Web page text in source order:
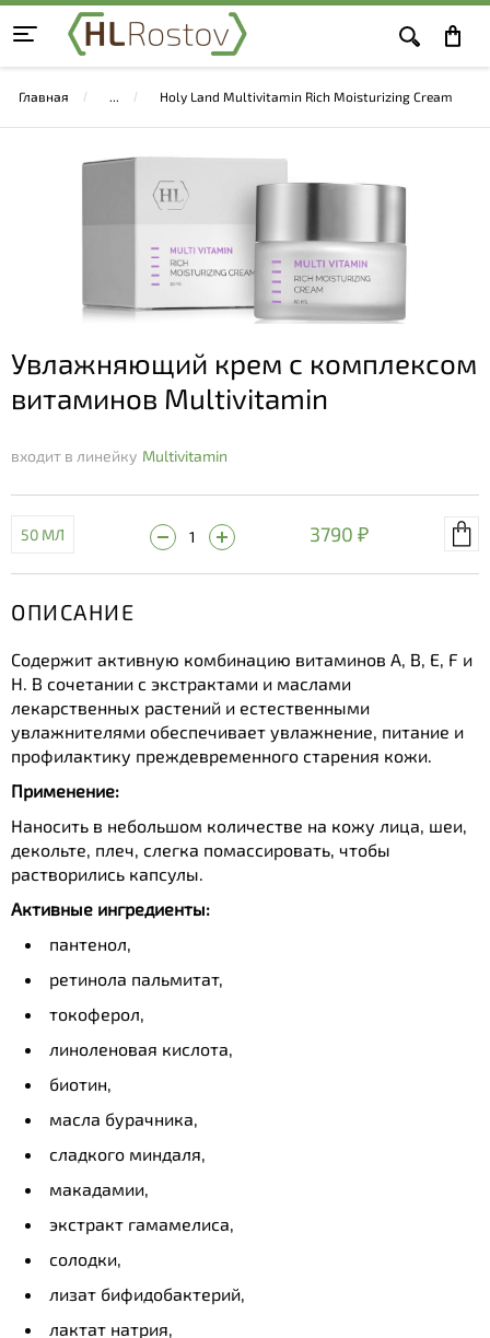
Главная Holy Land Multivitamin Rich Moisturizing Cream
Увлажняющий крем с комплексом
витаминов Multivitamin
входит в линейку Multivitamin
50 МЛ 3790 ₽
ОПИСАНИЕ
Содержит активную комбинацию витаминов A, B, Е, F и
H. В сочетании с экстрактами и маслами
лекарственных растений и естественными
увлажнителями обеспечивает увлажнение, питание и
профилактику преждевременного старения кожи.
Применение:
Наносить в небольшом количестве на кожу лица, шеи,
декольте, плеч, слегка помассировать, чтобы
растворились капсулы.
Активные ингредиенты:
пантенол,
ретинола пальмитат,
токоферол,
линоленовая кислота,
биотин,
масла бурачника,
сладкого миндаля,
макадамии,
экстракт гамамелиса,
солодки,
лизат бифидобактерий,
лактат натрия,